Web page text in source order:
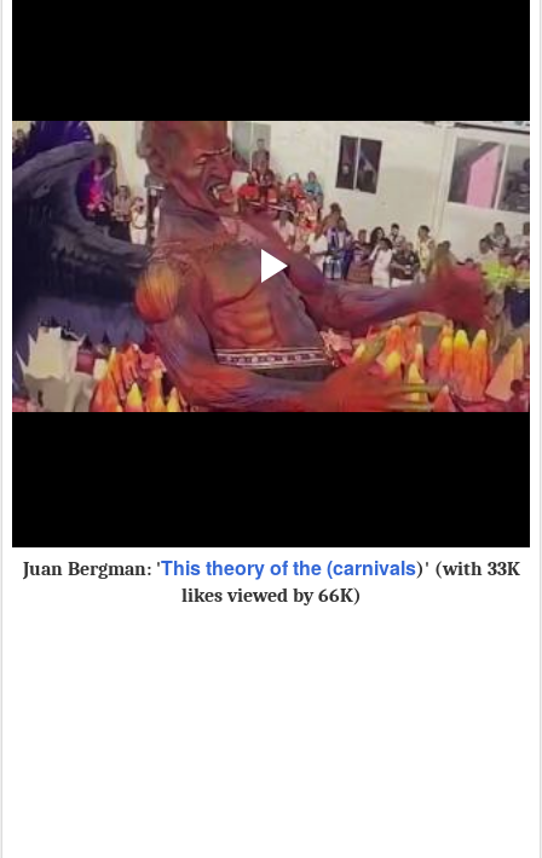
Juan Bergman:'This theory of the (carnivals)' (with 33K
likes viewed by 66K)